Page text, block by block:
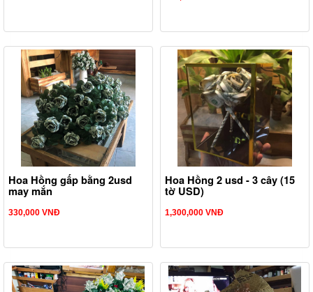
Hoa Hồng gấp bằng 2usd
may mắn
330,000 VNĐ
Hoa Hồng 2 usd - 3 cây (15
tờ USD)
1,300,000 VNĐ